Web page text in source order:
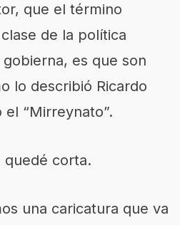
que el término
de la política
es que son
lo describió Ricardo
“Mirreynato”.
quedé corta.
una caricatura que va